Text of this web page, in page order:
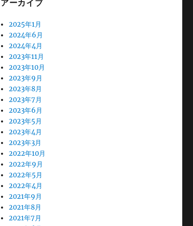
アーカイブ
2025年1月
2024年6月
2024年4月
2023年11月
2023年10月
2023年9月
2023年8月
2023年7月
2023年6月
2023年5月
2023年4月
2023年3月
2022年10月
2022年9月
2022年5月
2022年4月
2021年9月
2021年8月
2021年7月